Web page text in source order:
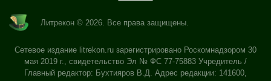
Литрекон © 2026. Все права защищены.
Сетевое издание litrekon.ru зарегистрировано Роскомнадзором 30
мая 2019 г., свидетельство Эл № ФС 77-75883 Учредитель /
Главный редактор: Бухтияров В.Д. Адрес редакции: 141600,